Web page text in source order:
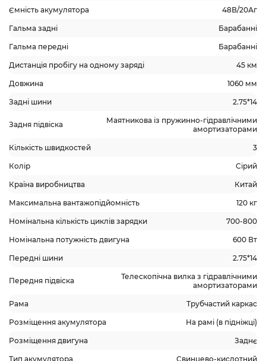
Ємність акумулятора 48В/20Аг
Гальма задні Барабанні
Гальма передні Барабанні
Дистанція пробігу на одному заряді 45 км
Довжина 1060 мм
Задні шини 2.75*14
Задня підвіска
Маятникова із пружинно-гідравлічними
амортизаторами
Кількість швидкостей 3
Колір Сірий
Країна виробництва Китай
Максимальна вантажопідйомність 120 кг
Номінальна кількість циклів зарядки 700-800
Номінальна потужність двигуна 600 Вт
Передні шини 2.75*14
Передня підвіска
Телескопічна вилка з гідравлічними
амортизаторами
Рама Трубчастий каркас
Розміщення акумулятора На рамі (в підніжці)
Розміщення двигуна Заднє
Тип акумулятора Свинцево-кислотний